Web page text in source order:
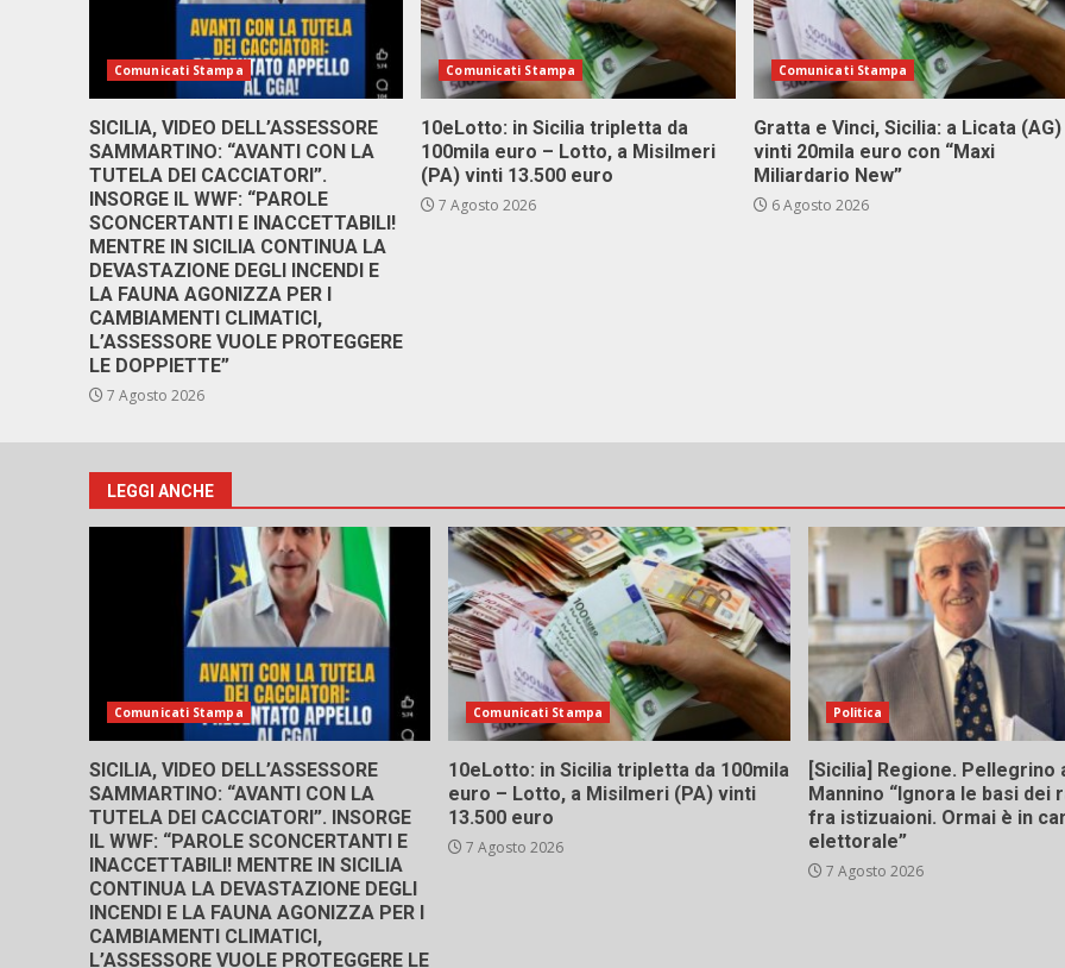
Comunicati Stampa
SICILIA, VIDEO DELL’ASSESSORE
SAMMARTINO: “AVANTI CON LA
TUTELA DEI CACCIATORI”.
INSORGE IL WWF: “PAROLE
SCONCERTANTI E INACCETTABILI!
MENTRE IN SICILIA CONTINUA LA
DEVASTAZIONE DEGLI INCENDI E
LA FAUNA AGONIZZA PER I
CAMBIAMENTI CLIMATICI,
L’ASSESSORE VUOLE PROTEGGERE
LE DOPPIETTE”
7 Agosto 2026
Comunicati Stampa
10eLotto: in Sicilia tripletta da
100mila euro – Lotto, a Misilmeri
(PA) vinti 13.500 euro
7 Agosto 2026
Comunicati Stampa
Gratta e Vinci, Sicilia: a Licata (AG)
vinti 20mila euro con “Maxi
Miliardario New”
6 Agosto 2026
LEGGI ANCHE
Comunicati Stampa
SICILIA, VIDEO DELL’ASSESSORE
SAMMARTINO: “AVANTI CON LA
TUTELA DEI CACCIATORI”. INSORGE
IL WWF: “PAROLE SCONCERTANTI E
INACCETTABILI! MENTRE IN SICILIA
CONTINUA LA DEVASTAZIONE DEGLI
INCENDI E LA FAUNA AGONIZZA PER I
CAMBIAMENTI CLIMATICI,
L’ASSESSORE VUOLE PROTEGGERE LE
Comunicati Stampa
10eLotto: in Sicilia tripletta da 100mila
euro – Lotto, a Misilmeri (PA) vinti
13.500 euro
7 Agosto 2026
Politica
[Sicilia] Regione. Pellegrino
Mannino “Ignora le basi dei
fra istizuaioni. Ormai è in
elettorale”
7 Agosto 2026